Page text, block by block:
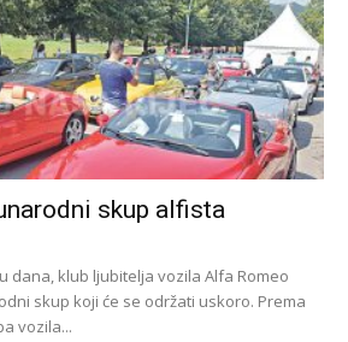
skup alfista
dana, klub ljubitelja vozila Alfa Romeo
skup koji će se održati uskoro. Prema
vozila...